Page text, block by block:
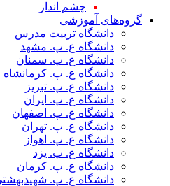
چشم انداز
گروه‌های آموزشی
دانشگاه تربیت مدرس
دانشگاه ع. پ. مشهد
دانشگاه ع. پ. سمنان
دانشگاه ع. پ. کرمانشاه
دانشگاه ع. پ. تبریز
دانشگاه ع. پ. ایران
دانشگاه ع. پ. اصفهان
دانشگاه ع. پ. تهران
دانشگاه ع. پ. اهواز
دانشگاه ع. پ. یزد
دانشگاه ع. پ. کرمان
دانشگاه ع. پ. شهید‌بهشتی